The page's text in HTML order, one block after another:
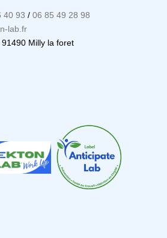
40 93 / 06 85 49 28 98
lab.fr
Milly la foret